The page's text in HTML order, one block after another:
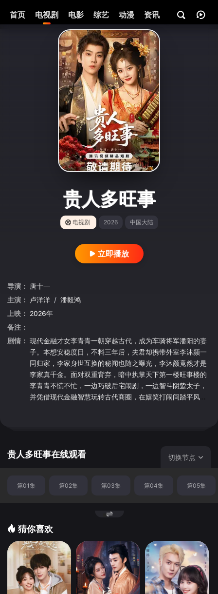
首页 电视剧 电影 综艺 动漫 资讯
贵人多旺事
电视剧 2026 中国大陆
立即播放
导演：
唐十一
主演：
卢洋洋 / 潘毅鸿
上映： 2026年
备注：
剧情： 现代金融才女李青青一朝穿越古代，成为车骑将军潘阳的妻
子。本想安稳度日，不料三年后，夫君却携带外室李沐颜一
同归家，李家身世互换的秘闻也随之曝光，李沐颜竟然才是
李家真千金。面对双重背弃，暗中执掌天下第一楼旺事楼的
李青青不慌不忙，一边巧破后宅闹剧，一边智斗阴鸷太子，
并凭借现代金融智慧玩转古代商圈，在嬉笑打闹间踏平风
贵人多旺事在线观看 切换节点
第01集 第02集 第03集 第04集 第05集
猜你喜欢